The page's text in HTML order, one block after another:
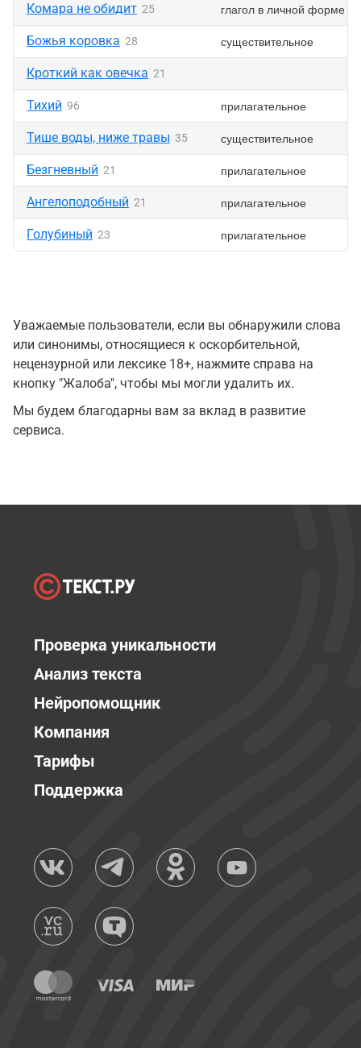
Комара не обидит 25 глагол в личной форме
Божья коровка 28 существительное
Кроткий как овечка 21
Тихий 96 прилагательное
Тише воды, ниже травы 35 существительное
Безгневный 21 прилагательное
Ангелоподобный 21 прилагательное
Голубиный 23 прилагательное
Уважаемые пользователи, если вы обнаружили слова
или синонимы, относящиеся к оскорбительной,
нецензурной или лексике 18+, нажмите справа на
кнопку "Жалоба", чтобы мы могли удалить их.
Мы будем благодарны вам за вклад в развитие
сервиса.
Проверка уникальности
Анализ текста
Нейропомощник
Компания
Тарифы
Поддержка